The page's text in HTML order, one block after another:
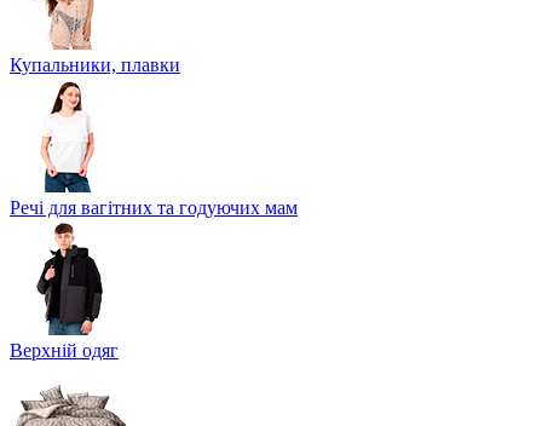
Купальники, плавки
Речі для вагітних та годуючих мам
Верхній одяг